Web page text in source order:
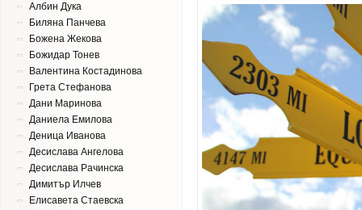
Албин Дука
Биляна Панчева
Божена Жекова
Божидар Тонев
Валентина Костадинова
Грета Стефанова
Дани Маринова
Даниела Емилова
Деница Иванова
Десислава Ангелова
Десислава Рачинска
Димитър Илчев
Елисавета Стаевска